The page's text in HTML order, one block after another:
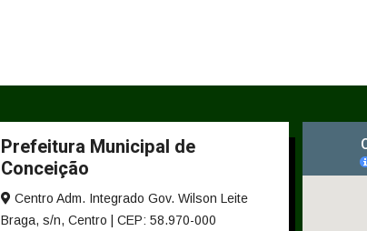
Prefeitura Municipal de
Conceição
Centro Adm. Integrado Gov. Wilson Leite
Braga, s/n, Centro | CEP: 58.970-000